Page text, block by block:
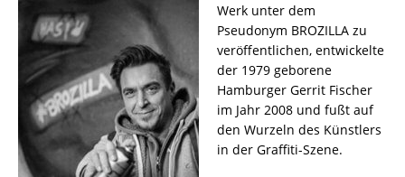
Werk unter dem
Pseudonym BROZILLA zu
veröffentlichen, entwickelte
der 1979 geborene
Hamburger Gerrit Fischer
im Jahr 2008 und fußt auf
den Wurzeln des Künstlers
in der Graffiti-Szene.